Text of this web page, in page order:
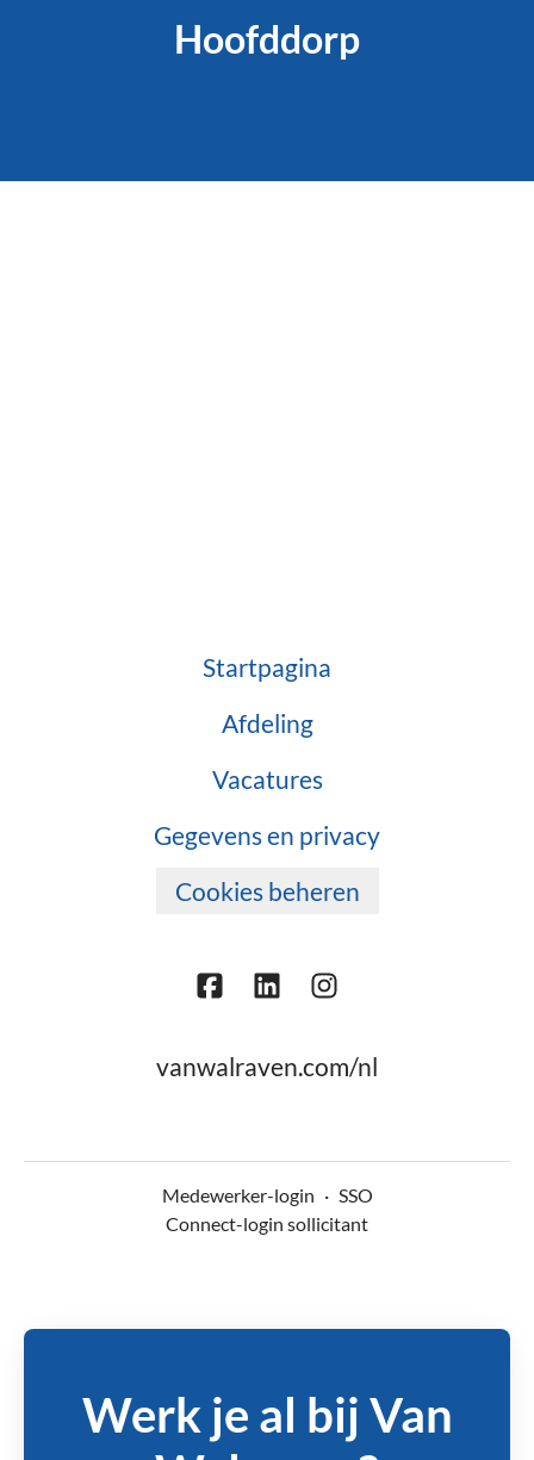
Hoofddorp
Startpagina
Afdeling
Vacatures
Gegevens en privacy
Cookies beheren
vanwalraven.com/nl
Medewerker-login · SSO
Connect-login sollicitant
Werk je al bij Van